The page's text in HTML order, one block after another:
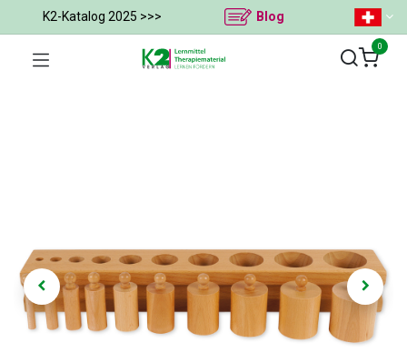
K2-Katalog 2025 >>> Blog
0